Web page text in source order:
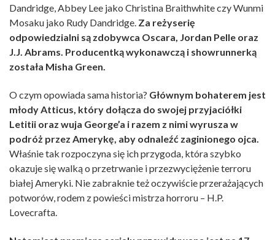
Dandridge, Abbey Lee jako Christina Braithwhite czy Wunmi
Mosaku jako Rudy Dandridge. Za reżyserię
odpowiedzialni są zdobywca Oscara, Jordan Pelle oraz
J.J. Abrams. Producentką wykonawczą i showrunnerką
została Misha Green.
O czym opowiada sama historia? Głównym bohaterem jest
młody Atticus, który dołącza do swojej przyjaciółki
Letitii oraz wuja George’a i razem z nimi wyrusza w
podróż przez Amerykę, aby odnaleźć zaginionego ojca.
Właśnie tak rozpoczyna się ich przygoda, która szybko
okazuje się walką o przetrwanie i przezwyciężenie terroru
białej Ameryki. Nie zabraknie też oczywiście przerażających
potworów, rodem z powieści mistrza horroru – H.P.
Lovecrafta.